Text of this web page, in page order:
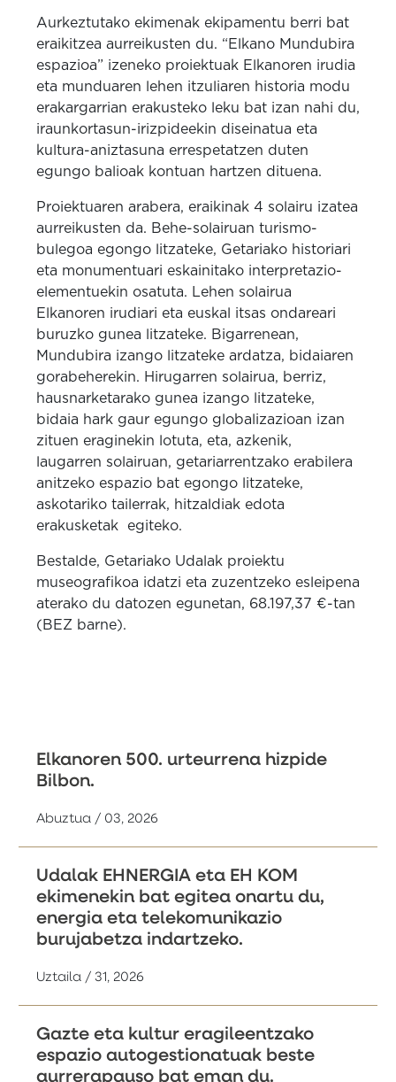
Aurkeztutako ekimenak ekipamentu berri bat
eraikitzea aurreikusten du. “Elkano Mundubira
espazioa” izeneko proiektuak Elkanoren irudia
eta munduaren lehen itzuliaren historia modu
erakargarrian erakusteko leku bat izan nahi du,
iraunkortasun-irizpideekin diseinatua eta
kultura-aniztasuna errespetatzen duten
egungo balioak kontuan hartzen dituena.
Proiektuaren arabera, eraikinak 4 solairu izatea
aurreikusten da. Behe-solairuan turismo-
bulegoa egongo litzateke, Getariako historiari
eta monumentuari eskainitako interpretazio-
elementuekin osatuta. Lehen solairua
Elkanoren irudiari eta euskal itsas ondareari
buruzko gunea litzateke. Bigarrenean,
Mundubira izango litzateke ardatza, bidaiaren
gorabeherekin. Hirugarren solairua, berriz,
hausnarketarako gunea izango litzateke,
bidaia hark gaur egungo globalizazioan izan
zituen eraginekin lotuta, eta, azkenik,
laugarren solairuan, getariarrentzako erabilera
anitzeko espazio bat egongo litzateke,
askotariko tailerrak, hitzaldiak edota
erakusketak egiteko.
Bestalde, Getariako Udalak proiektu
museografikoa idatzi eta zuzentzeko esleipena
aterako du datozen egunetan, 68.197,37 €-tan
(BEZ barne).
Elkanoren 500. urteurrena hizpide
Bilbon.
Abuztua / 03, 2026
Udalak EHNERGIA eta EH KOM
ekimenekin bat egitea onartu du,
energia eta telekomunikazio
burujabetza indartzeko.
Uztaila / 31, 2026
Gazte eta kultur eragileentzako
espazio autogestionatuak beste
aurrerapauso bat eman du.